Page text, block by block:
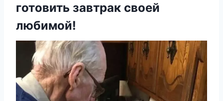
готовить завтрак своей
любимой!